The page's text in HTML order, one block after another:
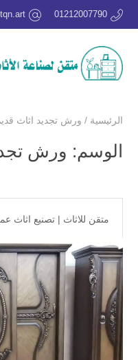
01212007790
الرئيسية / ورش تجديد اثاث
الوسم: ورش
متقن للاثاث | تصنيع اثاث